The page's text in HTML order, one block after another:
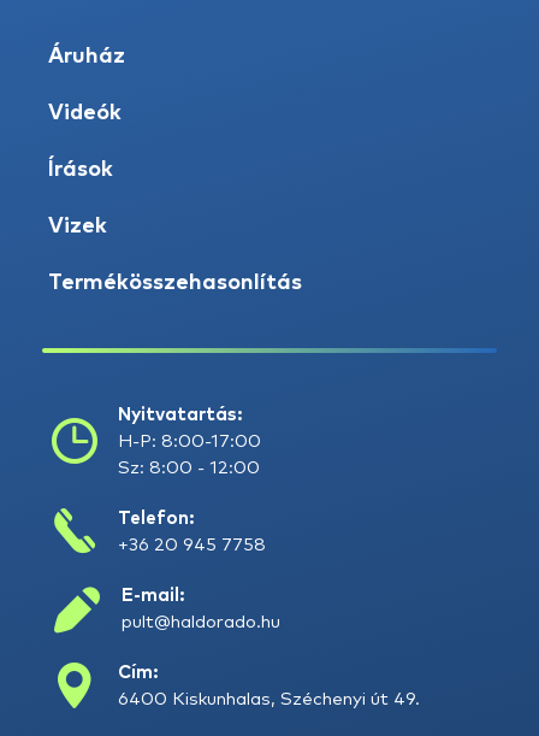
Áruház
Videók
Írások
Vizek
Termékösszehasonlítás
Nyitvatartás:
H-P: 8:00-17:00
Sz: 8:00 - 12:00
Telefon:
+36 20 945 7758
E-mail:
pult@haldorado.hu
Cím:
6400 Kiskunhalas, Széchenyi út 49.